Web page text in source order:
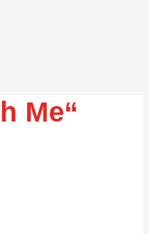
Me“